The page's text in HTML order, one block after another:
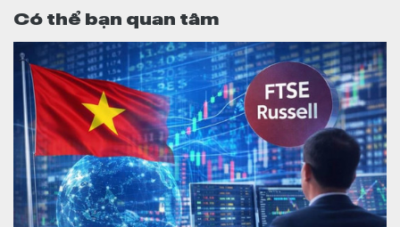
Có thể bạn quan tâm